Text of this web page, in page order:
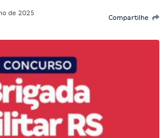
de 2025
Compartilhe